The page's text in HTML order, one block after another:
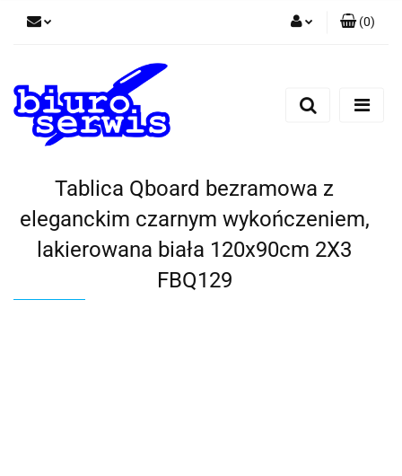
Zarejestruj się
(0)
Tablica Qboard bezramowa z
eleganckim czarnym wykończeniem,
lakierowana biała 120x90cm 2X3
FBQ129